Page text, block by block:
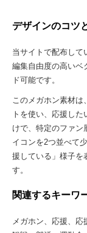
デザインのコツ
当サイトで配布して
編集自由度の高いベ
ド可能です。
このメガホン素材は
トを使い、応援し
けで、特定のファン
イコンを2つ並べて
援している」様子を
す。
関連するキーワ
メガホン、応援、